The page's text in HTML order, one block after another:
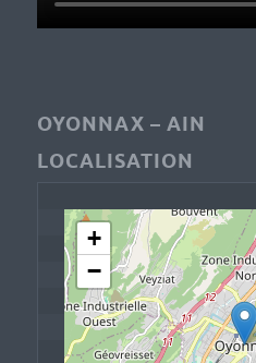
OYONNAX – AIN
LOCALISATION
+
−